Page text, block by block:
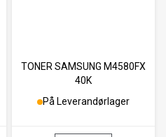
TONER SAMSUNG M4580FX
40K
På Leverandørlager